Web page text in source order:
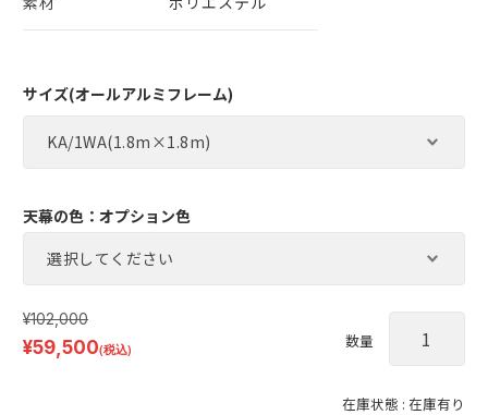
サイズ(オールアルミフレーム)
天幕の色：オプション色
在庫状態 : 在庫有り
¥102,000
¥59,500(税込) 数量